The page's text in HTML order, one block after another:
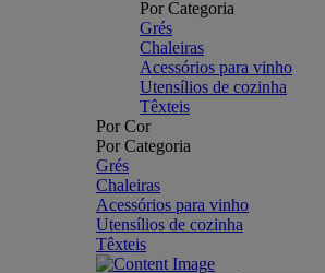
Por Categoria
Grés
Chaleiras
Acessórios para vinho
Utensílios de cozinha
Têxteis
Por Cor
Por Categoria
Grés
Chaleiras
Acessórios para vinho
Utensílios de cozinha
Têxteis